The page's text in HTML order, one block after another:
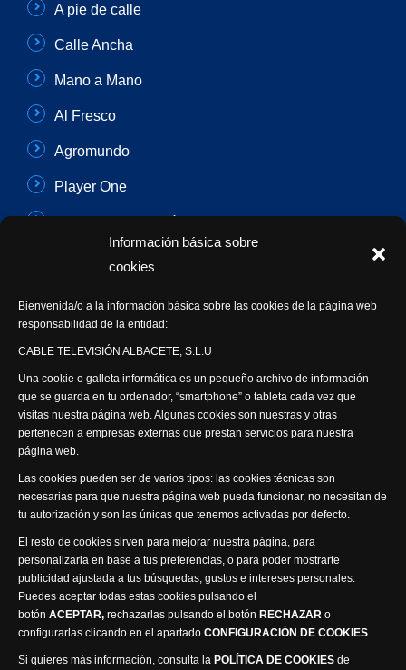
Información básica sobre
cookies
Bienvenida/o a la información básica sobre las cookies de la página web
responsabilidad de la entidad:
CABLE TELEVISIÓN ALBACETE, S.L.U
Una cookie o galleta informática es un pequeño archivo de información
que se guarda en tu ordenador, “smartphone” o tableta cada vez que
visitas nuestra página web. Algunas cookies son nuestras y otras
pertenecen a empresas externas que prestan servicios para nuestra
página web.
Las cookies pueden ser de varios tipos: las cookies técnicas son
necesarias para que nuestra página web pueda funcionar, no necesitan de
tu autorización y son las únicas que tenemos activadas por defecto.
El resto de cookies sirven para mejorar nuestra página, para
personalizarla en base a tus preferencias, o para poder mostrarte
publicidad ajustada a tus búsquedas, gustos e intereses personales.
Puedes aceptar todas estas cookies pulsando el
botón ACEPTAR, rechazarlas pulsando el botón RECHAZAR o
configurarlas clicando en el apartado CONFIGURACIÓN DE COOKIES.
Si quieres más información, consulta la POLÍTICA DE COOKIES de
A pie de calle
Calle Ancha
Mano a Mano
Al Fresco
Agromundo
Player One
Síguenos
Política de privacidad
Política de cookies
Accesibilidad
Compromiso con la protección de datos personales